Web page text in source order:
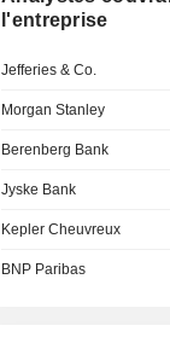
l'entreprise
Jefferies & Co.
Morgan Stanley
Berenberg Bank
Jyske Bank
Kepler Cheuvreux
BNP Paribas